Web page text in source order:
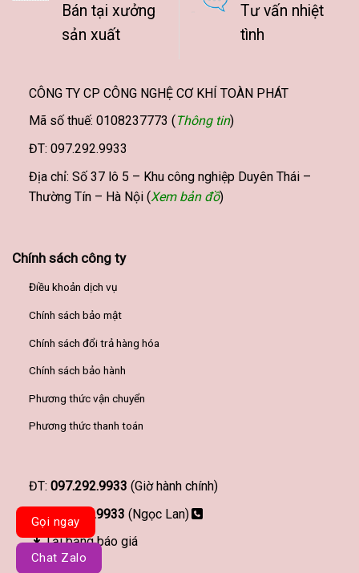
Bán tại xưởng
sản xuất
Tư vấn nhiệt
tình
CÔNG TY CP CÔNG NGHỆ CƠ KHÍ TOÀN PHÁT
Mã số thuế: 0108237773 ( Thông tin)
ĐT: 097.292.9933
Địa chỉ: Số 37 lô 5 – Khu công nghiệp Duyên Thái –
Thường Tín – Hà Nội (Xem bản đồ)
Chính sách công ty
Điều khoản dịch vụ
Chính sách bảo mật
Chính sách đổi trả hàng hóa
Chính sách bảo hành
Phương thức vận chuyển
Phương thức thanh toán
ĐT: 097.292.9933 (Giờ hành chính)
097.292.9933 (Ngọc Lan)
Tải bảng báo giá
Gọi ngay
Chat Zalo